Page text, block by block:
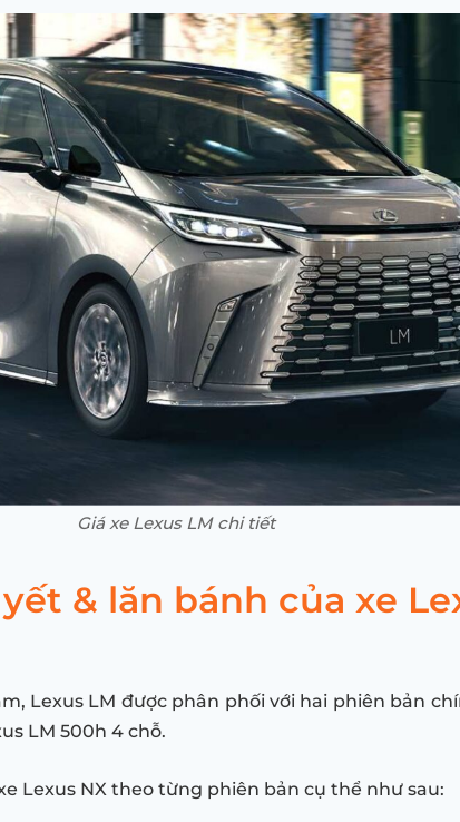
Giá xe Lexus LM chi tiết
& lăn bánh của xe
Lexus LM được phân phối với hai phiên bản
LM 500h 4 chỗ.
Lexus NX theo từng phiên bản cụ thể như sau: